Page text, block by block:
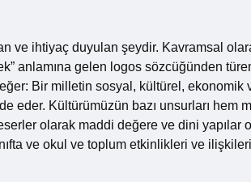
ve ihtiyaç duyulan şeydir. Kavramsal
anlamına gelen logos sözcüğünden
Bir milletin sosyal, kültürel, ekonomik
eder. Kültürümüzün bazı unsurları hem
olarak maddi değere ve dini yapılar
ve okul ve toplum etkinlikleri ve ilişkileri